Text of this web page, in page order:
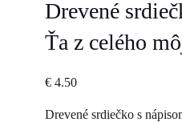
Drevené
Ťa z celého
€4.50
Drevené srdiečko s